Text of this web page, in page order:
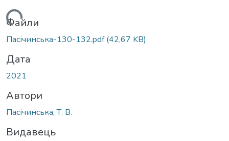
Файли
Пасічинська-130-132.pdf(42,67 KB)
Дата
2021
Автори
Пасічинська, Т. В.
Видавець